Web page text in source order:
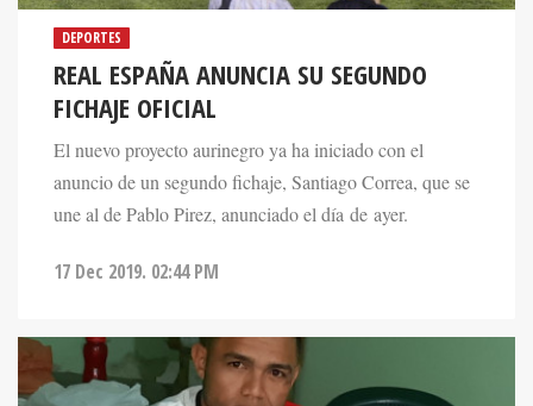
DEPORTES
REAL ESPAÑA ANUNCIA SU SEGUNDO
FICHAJE OFICIAL
El nuevo proyecto aurinegro ya ha iniciado con el
anuncio de un segundo fichaje, Santiago Correa, que se
une al de Pablo Pirez, anunciado el día de ayer.
17 Dec 2019. 02:44 PM